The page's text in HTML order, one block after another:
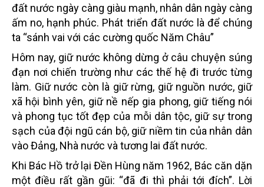
đất nước ngày càng giàu mạnh, nhân dân ngày càng
ấm no, hạnh phúc. Phát triển đất nước là để chúng
ta “sánh vai với các cường quốc Năm Châu”
Hôm nay, giữ nước không dừng ở câu chuyện súng
đạn nơi chiến trường như các thế hệ đi trước từng
làm. Giữ nước còn là giữ rừng, giữ nguồn nước, giữ
xã hội bình yên, giữ nề nếp gia phong, giữ tiếng nói
và phong tục tốt đẹp của mỗi dân tộc, giữ sự trong
sạch của đội ngũ cán bộ, giữ niềm tin của nhân dân
vào Đảng, Nhà nước và tương lai đất nước.
Khi Bác Hồ trở lại Đền Hùng năm 1962, Bác căn dặn
một điều rất gần gũi: “đã đi thì phải tới đích”. Lời